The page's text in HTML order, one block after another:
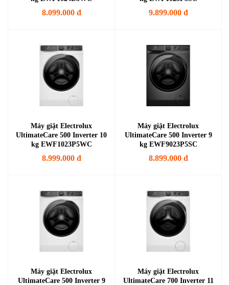
8.099.000 đ 9.899.000 đ
Máy giặt Electrolux
UltimateCare 500 Inverter 10
kg EWF1023P5WC
8.999.000 đ
Máy giặt Electrolux
UltimateCare 500 Inverter 9
kg EWF9023P5SC
8.899.000 đ
Máy giặt Electrolux
UltimateCare 500 Inverter 9
Máy giặt Electrolux
UltimateCare 700 Inverter 11